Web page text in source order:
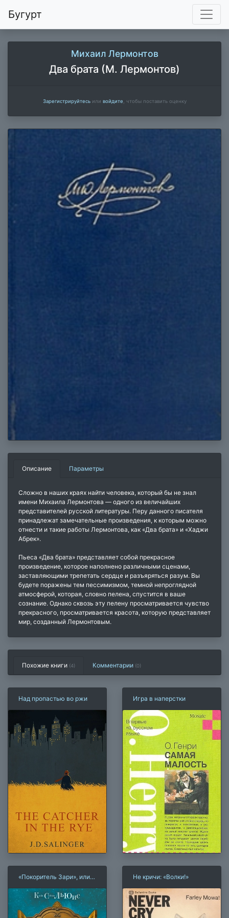
Бугурт
Михаил Лермонтов
Два брата (М. Лермонтов)
Зарегистрируйтесьили войдите , чтобы поставить оценку
Описание Параметры
Сложно в наших краях найти человека, который бы не знал
имени Михаила Лермонтова — одного из величайших
представителей русской литературы. Перу данного писателя
принадлежат замечательные произведения, к которым можно
отнести и такие работы Лермонтова, как «Два брата» и «Хаджи
Абрек».
Пьеса «Два брата» представляет собой прекрасное
произведение, которое наполнено различными сценами,
заставляющими трепетать сердце и разъяряться разум. Вы
будете поражены тем пессимизмом, темной непроглядной
атмосферой, которая, словно пелена, спустится в ваше
сознание. Однако сквозь эту пелену просматривается чувство
прекрасного, просматривается красота, которую представляет
мир, созданный Лермонтовым.
Похожие книги (4) Комментарии (0)
Над пропастью во ржи Игра в наперстки
«Покоритель Зари», или
Не кричи: «Волки!»